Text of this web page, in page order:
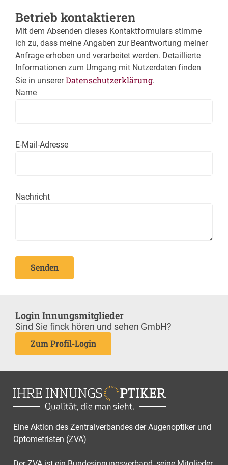
Betrieb kontaktieren
Mit dem Absenden dieses Kontaktformulars stimme
ich zu, dass meine Angaben zur Beantwortung meiner
Anfrage erhoben und verarbeitet werden. Detaillierte
Informationen zum Umgang mit Nutzerdaten finden
Sie in unsererDatenschutzerklärung.
Name
E-Mail-Adresse
Nachricht
Senden
Login Innungsmitglieder
Sind Sie finck hören und sehen GmbH?
Zum Profil-Login
Eine Aktion des Zentralverbandes der Augenoptiker und
Optometristen (ZVA)